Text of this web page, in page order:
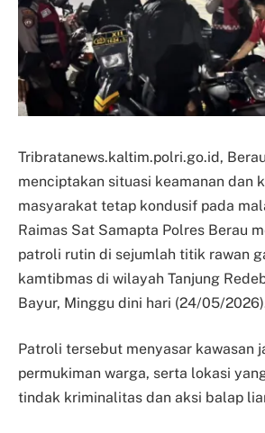
Tribratanews.kaltim.polri.go.id, Berau
menciptakan situasi keamanan dan
masyarakat tetap kondusif pada
Raimas Sat Samapta Polres Berau
patroli rutin di sejumlah titik rawan
kamtibmas di wilayah Tanjung
Bayur, Minggu dini hari (24/05/
Patroli tersebut menyasar kawasan
permukiman warga, serta lokasi
tindak kriminalitas dan aksi balap